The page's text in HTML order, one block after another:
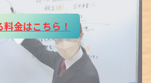
金はこちら！